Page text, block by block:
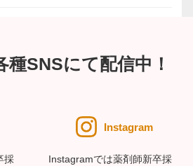
種SNSにて配信中！
採
Instagram
Instagramでは薬剤師新卒採